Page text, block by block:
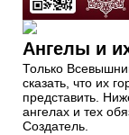
Ангелы и
Только
сказать, что их
представить.
ангелах и тех
Создатель.